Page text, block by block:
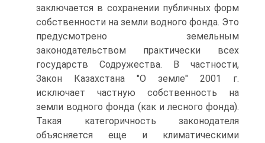
заключается в сохранении публичных форм
собственности на земли водного фонда. Это
предусмотрено земельным
законодательством практически всех
государств Содружества. В частности,
Закон Казахстана "О земле" 2001 г.
исключает частную собственность на
земли водного фонда (как и лесного фонда).
Такая категоричность законодателя
объясняется еще и климатическими